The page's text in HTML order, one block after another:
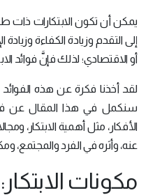
يمكن أن تكون الابتكارات ذات
إلى التقدم وزيادة الكفاءة وزيادة
أو الاقتصادي؛ لذلك فإنَّ فوائد
لقد أخذنا فكرة عن هذه
سنكمل في هذا المقال عن
الأفكار، مثل أهمية الابتكار،
عنه، وأثره في الفرد والمجتمع،
مكونات الابتكار: